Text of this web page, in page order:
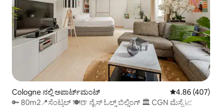
Cologne ನಲ್ಲಿ ಅಪಾರ್ಟ್‌ಮಂಟ್ 5 ರಲ್ಲಿ 4.86
4.86 (407)
🔑 80m2📍ಸೆಂಟ್ರಲ್ 🍽🍺 ನೈಸ್ ಓಲ್ಡ್ ಬಿಲ್ಡಿಂಗ್ 🏛 CGN ಮೆಸ್ಸೆ 📈